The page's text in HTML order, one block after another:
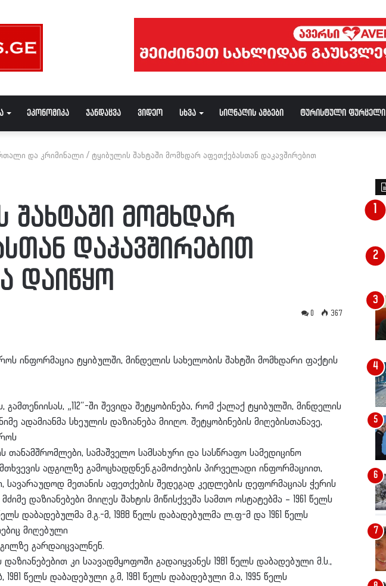
ეკონომიკა ჯანდაცვა ვიდეო სხვა სიღნაღის ამბები ტურისტული ფურცელი
და კრიმინალი / ტყიბულის შახტაში მომხდარ აფეთქებასთან დაკავშირებით
შახტაში მომხდარ
დაკავშირებით
დაიწყო
0 367
ინფორმაცია ტყიბულში, მინდელის სახელობის შახტში მომხდარი ფაქტის
გამთენიისას, „112“-ში შევიდა შეტყობინება, რომ ქალაქ ტყიბულში, მინდელის
ადამიანმა სხეულის დაზიანება მიიღო. შეტყობინების მიღებისთანავე,
თანამშრომლები, სამაშველო სამსახური და სასწრაფო სამედიცინო
ადგილზე გამოცხადდნენ.გამოძიების პირველადი ინფორმაციით,
სავარაუდოდ მეთანის აფეთქების შედეგად კედლების დეფორმაციას ჭერის
დაზიანებები მიიღეს შახტის მიწისქვეშა სამთო ოსტატებმა – 1961 წელს
დაბადებულმა მ.გ.-მ, 1988 წელს დაბადებულმა ლ.ფ-მ და 1961 წელს
მიღებული
გარდაიცვალნენ.
დაზიანებებით კი საავადმყოფოში გადაიყვანეს 1981 წელს დაბადებული მ.ს.,
წელს დაბადებული გ.მ, 1981 წელს დაბადებული მ.ა, 1995 წელს